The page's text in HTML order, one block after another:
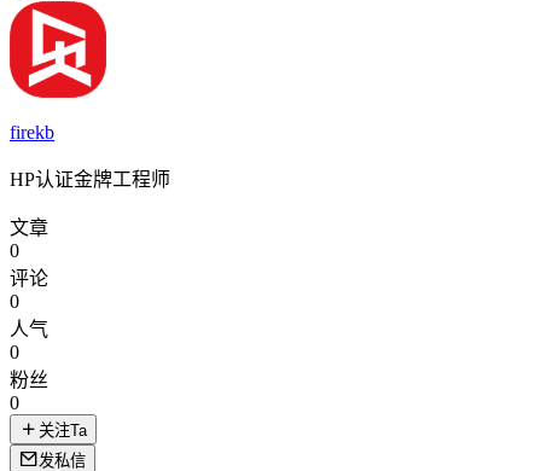
firekb
HP认证金牌工程师
文章
0
评论
0
人气
0
粉丝
0
关注Ta
发私信